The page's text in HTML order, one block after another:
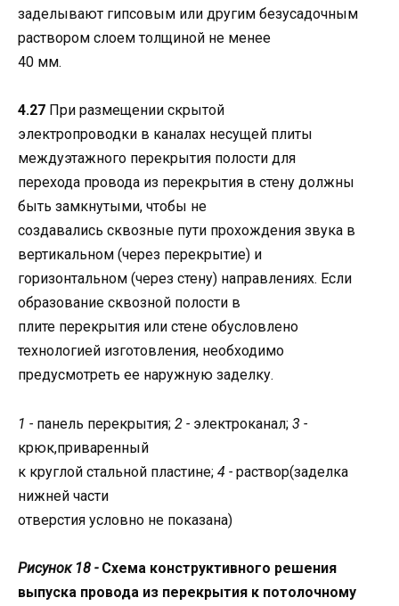
заделывают гипсовым или другим безусадочным
раствором слоем толщиной не менее
40 мм.
4.27 При размещении скрытой
электропроводки в каналах несущей плиты
междуэтажного перекрытия полости для
перехода провода из перекрытия в стену должны
быть замкнутыми, чтобы не
создавались сквозные пути прохождения звука в
вертикальном (через перекрытие) и
горизонтальном (через стену) направлениях. Если
образование сквозной полости в
плите перекрытия или стене обусловлено
технологией изготовления, необходимо
предусмотреть ее наружную заделку.
1 - панель перекрытия; 2 - электроканал; 3 -
крюк,приваренный
к круглой стальной пластине; 4 - раствор(заделка
нижней части
отверстия условно не показана)
Рисунок 18 - Схема конструктивного решения
выпуска провода из перекрытия к потолочному